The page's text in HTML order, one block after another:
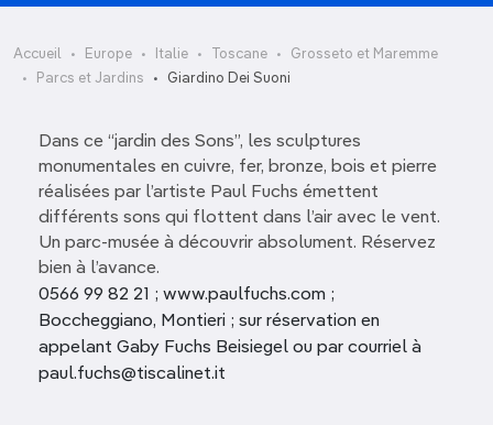
Accueil Europe Italie Toscane
Grosseto et Maremme
Parcs et Jardins
Giardino Dei Suoni
Dans ce “jardin des Sons”, les sculptures
monumentales en cuivre, fer, bronze, bois et pierre
réalisées par l’artiste Paul Fuchs émettent
différents sons qui flottent dans l’air avec le vent.
Un parc-musée à découvrir absolument. Réservez
bien à l’avance.
0566 99 82 21 ; www.paulfuchs.com ;
Boccheggiano, Montieri ; sur réservation en
appelant Gaby Fuchs Beisiegel ou par courriel à
paul.fuchs@tiscalinet.it